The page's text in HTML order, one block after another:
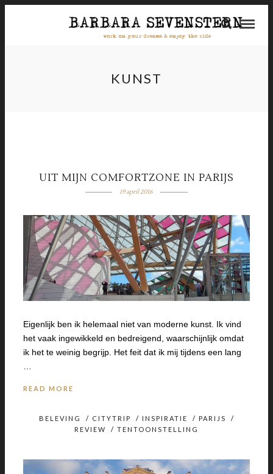
KUNST
UIT MIJN COMFORTZONE IN PARIJS
19 april 2016
Eigenlijk ben ik helemaal niet van moderne kunst. Ik vind
het vaak ingewikkeld en bedreigend, waarschijnlijk omdat
ik het te weinig begrijp. Het feit dat ik mij tijdens een lang
…
READ MORE
BELEVING / CITYTRIP / INSPIRATIE / PARIJS
/
REVIEW
/ TENTOONSTELLING